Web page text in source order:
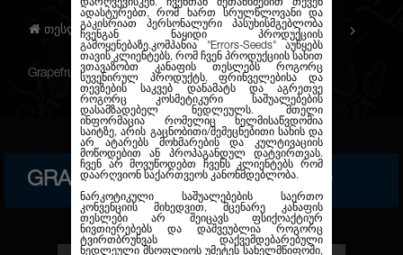
დარღვევისკენ. ჩვენთან შეთანხმებით თქვენ
ადასტურებთ, რომ ხართ სრულწლოვანი და
გაკისრიათ პერსონალური პასუხისმგებლობა
ჩვენგან ნაყიდი პროდუქციის
გამოყენებაზე.კომპანია
"Errors-Seeds" აუწყებს
თავის კლიენტებს, რომ ჩვენ პროდუქციის სახით
ვთავაზობთ კანაფის თესლებს როგორც
სუვენირულ პროდუქტს, ფრინველებისა და
თევზების საკვებ დანამატს და აგრეთვე
როგორც კოსმეტიკური საშუალებების
დასამზადებელ ნედლეულს. მთელი
ინფორმაცია რომელიც ხელმისაწვდომია
საიტზე, არის გაცნობითი/შემეცნებითი სახის და
არ ატარებს მოხმარების და კულტივაციის
მოწოდებით ან პროპაგანდულ დატვირთვას.
ჩვენ არ მოვუწოდებთ ჩვენს კლიენტებს რომ
დაარღვიონ საქართვეოს კანონმდებლობა.
ნარკოტიკული საშუალებების საერთო
კონვენციის მიხედვით, მცენარე კანაფის
თესლები არ შეიცავს ფსიქოაქტიურ
ნივთიერებებს და დაშვეუბლია როგორც
ტვირთბრუნვას დაქვემდებარებული
ნედლეული მსოფლიოს უმეტეს სახელმწიფოში,
თესლების კანაფი ფემინიზირებული
Grapefruit Feminised Gold
GRAPEFRUIT FEMINISED GOLD